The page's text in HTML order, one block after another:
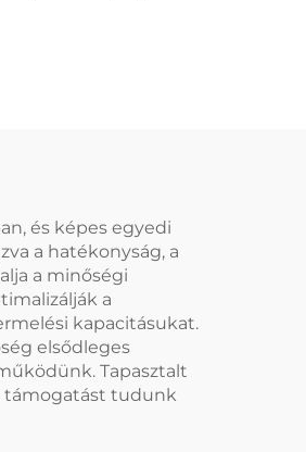
és képes egyedi
a hatékonyság, a
a minőségi
a
kapacitásukat.
elsődleges
Tapasztalt
támogatást tudunk